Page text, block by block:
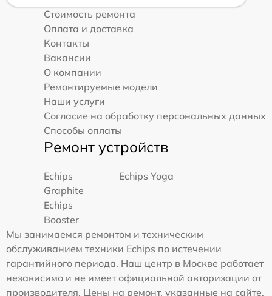
Стоимость ремонта
Оплата и доставка
Контакты
Вакансии
О компании
Ремонтируемые модели
Наши услуги
Согласие на обработку персональных данных
Способы оплаты
Ремонт устройств
Echips
Graphite
Echips Yoga
Echips
Booster
Мы занимаемся ремонтом и техническим
обслуживанием техники Echips по истечении
гарантийного периода. Наш центр в Москве работает
независимо и не имеет официальной авторизации от
производителя. Цены на ремонт, указанные на сайте,